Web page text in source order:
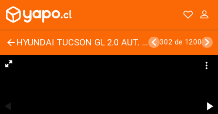
HYUNDAI TUCSON GL 2.0 AUT. 2015 SÓLO 78.000 KM. 302 de 1200